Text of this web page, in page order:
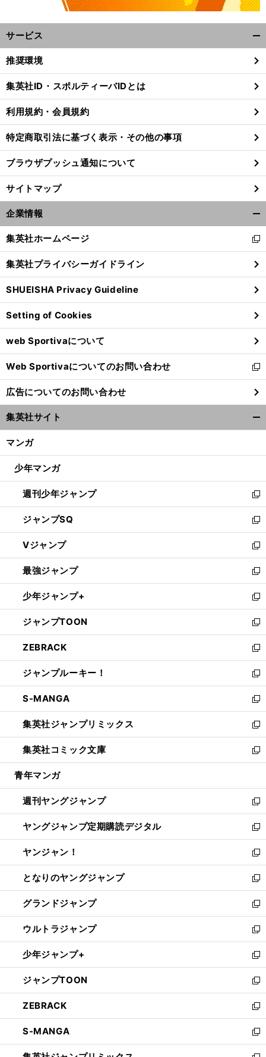
サービス
閉
る
推奨環境
集英社ID・スポルティーバIDとは
利用規約・会員規約
特定商取引法に基づく表示・その他の事項
ブラウザプッシュ通知について
サイトマップ
企業情報
閉
る
集英社ホームページ
新
し
い
ウ
ィ
ン
ド
ウ
で
開
く
集英社プライバシーガイドライン
SHUEISHA Privacy Guideline
Setting of Cookies
web Sportivaについて
Web Sportivaについてのお問い合わせ
新
し
い
ウ
ィ
ン
ウ
開
く
広告についてのお問い合わせ
集英社サイト
マンガ
少年マンガ
週刊少年ジャンプ
新
し
い
ウ
ィ
ン
ド
ウ
で
開
く
ジャンプSQ
新
し
い
ウ
ィ
ン
ド
ウ
で
開
く
Vジャンプ
新
し
い
ウ
ィ
ン
ド
ウ
で
開
く
最強ジャンプ
新
し
い
ウ
ィ
ン
ド
ウ
で
開
く
少年ジャンプ+
新
し
い
ウ
ィ
ン
ド
ウ
で
開
く
ジャンプTOON
新
し
い
ウ
ィ
ン
ド
ウ
で
開
く
ZEBRACK
新
し
い
ウ
ィ
ン
ド
ウ
で
開
ジャンプルーキー！
新
し
い
ウ
ィ
ン
ド
ウ
開
く
S-MANGA
新
し
い
ウ
ィ
ン
ウ
で
開
く
集英社ジャンプリミックス
新
し
い
ウ
ン
ド
ウ
で
開
く
集英社コミック文庫
新
し
ウ
ィ
ン
ド
ウ
で
開
く
青年マンガ
週刊ヤングジャンプ
新
し
い
ウ
ィ
ン
ド
ウ
で
開
く
ヤングジャンプ定期購読デジタル
新
し
い
ウ
ィ
ン
ド
ウ
で
開
く
ヤンジャン！
新
し
い
ウ
ィ
ン
ド
ウ
で
開
く
となりのヤングジャンプ
新
し
い
ウ
ィ
ン
ド
ウ
で
開
く
グランドジャンプ
新
し
い
ウ
ィ
ン
ド
ウ
で
開
く
ウルトラジャンプ
新
し
い
ウ
ィ
ン
ド
ウ
で
開
少年ジャンプ+
新
し
い
ウ
ィ
ン
ド
ウ
ジャンプTOON
新
し
い
ウ
ィ
ン
ZEBRACK
新
し
い
ウ
S-MANGA
新
し